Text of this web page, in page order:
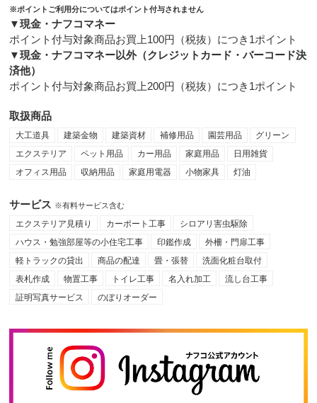
※ポイントご利用分についてはポイント付与されません
▼現金・ナフコマネー
ポイント付与対象商品お買上100円（税抜）につき1ポイント
▼現金・ナフコマネー以外（クレジットカード・バーコード決
済他）
ポイント付与対象商品お買上200円（税抜）につき1ポイント
取扱商品
大工道具 建築金物 建築資材 補修用品 園芸用品
グリーン
エクステリア
ペット用品 カー用品 家庭用品
日用雑貨
オフィス用品
収納用品 家庭用電器 小物家具 灯油
サービス ※有料サービス含む
エクステリア見積り カーポート工事
シロアリ害虫駆除
ハウス・勉強部屋等の小住宅工事
印鑑作成
外柵・門扉工事
軽トラックの貸出
商品の配達 畳・張替
洗面化粧台取付
表札作成
物置工事 トイレ工事 名入れ加工
流し台工事
証明写真サービス
のぼりオーダー